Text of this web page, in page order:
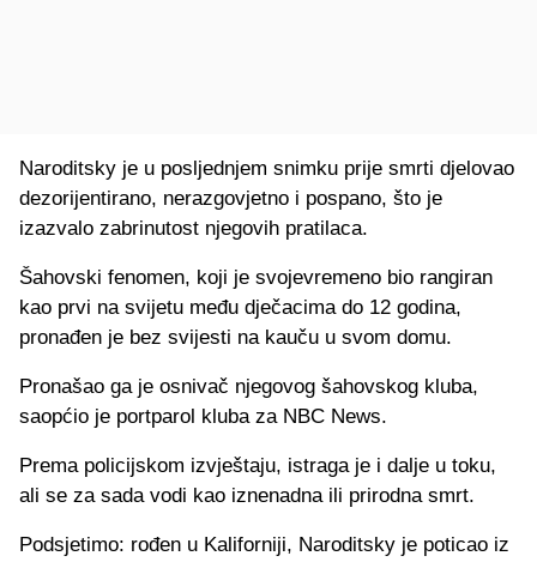
Naroditsky je u posljednjem snimku prije smrti djelovao
dezorijentirano, nerazgovjetno i pospano, što je
izazvalo zabrinutost njegovih pratilaca.
Šahovski fenomen, koji je svojevremeno bio rangiran
kao prvi na svijetu među dječacima do 12 godina,
pronađen je bez svijesti na kauču u svom domu.
Pronašao ga je osnivač njegovog šahovskog kluba,
saopćio je portparol kluba za NBC News.
Prema policijskom izvještaju, istraga je i dalje u toku,
ali se za sada vodi kao iznenadna ili prirodna smrt.
Podsjetimo: rođen u Kaliforniji, Naroditsky je poticao iz